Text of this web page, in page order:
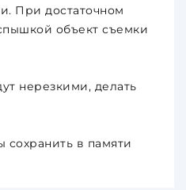
При достаточном
объект съемки
нерезкими, делать
сохранить в памяти